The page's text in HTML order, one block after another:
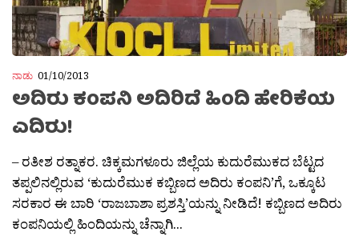
ನಾಡು 01/10/2013
ಅದಿರು ಕಂಪನಿ ಅದಿರಿದೆ ಹಿಂದಿ ಹೇರಿಕೆಯ
ಎದಿರು!
– ರತೀಶ ರತ್ನಾಕರ. ಚಿಕ್ಕಮಗಳೂರು ಜಿಲ್ಲೆಯ ಕುದುರೆಮುಕದ ಬೆಟ್ಟದ
ತಪ್ಪಲಿನಲ್ಲಿರುವ ‘ಕುದುರೆಮುಕ ಕಬ್ಬಿಣದ ಅದಿರು ಕಂಪನಿ’ಗೆ, ಒಕ್ಕೂಟ
ಸರಕಾರ ಈ ಬಾರಿ ‘ರಾಜಬಾಶಾ ಪ್ರಶಸ್ತಿ’ಯನ್ನು ನೀಡಿದೆ! ಕಬ್ಬಿಣದ ಅದಿರು
ಕಂಪನಿಯಲ್ಲಿ ಹಿಂದಿಯನ್ನು ಚೆನ್ನಾಗಿ...